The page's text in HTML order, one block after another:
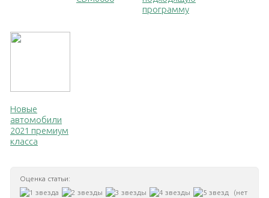
программу
Новые
автомобили
2021 премиум
класса
Оценка статьи:
(нет